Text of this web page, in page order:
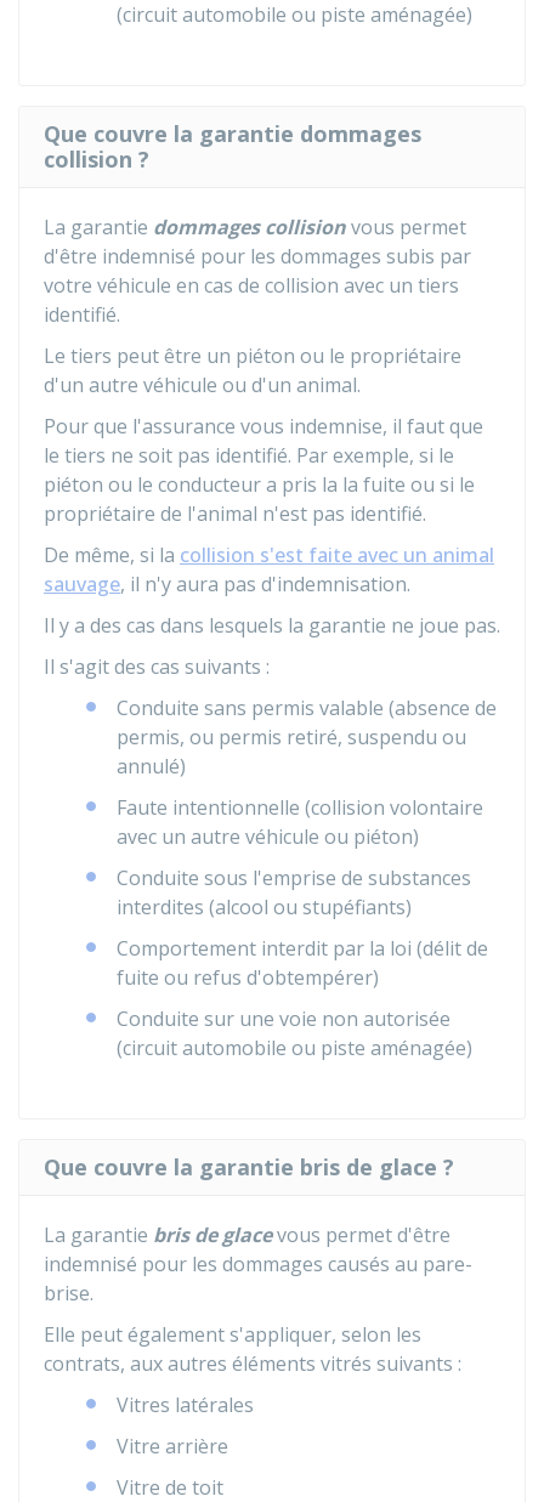
(circuit automobile ou piste aménagée)
Que couvre la garantie dommages
collision ?
La garantie dommages collisionvous permet
d'être indemnisé pour les dommages subis par
votre véhicule en cas de collision avec un tiers
identifié.
Le tiers peut être un piéton ou le propriétaire
d'un autre véhicule ou d'un animal.
Pour que l'assurance vous indemnise, il faut que
le tiers ne soit pas identifié. Par exemple, si le
piéton ou le conducteur a pris la la fuite ou si le
propriétaire de l'animal n'est pas identifié.
De même, si la collision s'est faite avec un animal
sauvage, il n'y aura pas d'indemnisation.
Il y a des cas dans lesquels la garantie ne joue pas.
Il s'agit des cas suivants :
Conduite sans permis valable (absence de
permis, ou permis retiré, suspendu ou
annulé)
Faute intentionnelle (collision volontaire
avec un autre véhicule ou piéton)
Conduite sous l'emprise de substances
interdites (alcool ou stupéfiants)
Comportement interdit par la loi (délit de
fuite ou refus d'obtempérer)
Conduite sur une voie non autorisée
(circuit automobile ou piste aménagée)
Que couvre la garantie bris de glace ?
La garantie bris de glacevous permet d'être
indemnisé pour les dommages causés au pare-
brise.
Elle peut également s'appliquer, selon les
contrats, aux autres éléments vitrés suivants :
Vitres latérales
Vitre arrière
Vitre de toit